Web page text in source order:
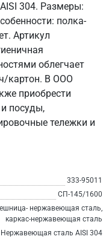
304. Размеры:
полка-
Артикул
облегчает
картон. В ООО
приобрести
посуды,
тележки и
333-95011
СП-145/1600
нержавеющая сталь,
каркас-нержавеющая сталь
Нержавеющая сталь AISI 304